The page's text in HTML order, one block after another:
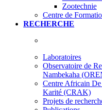
Zootechnie
Centre de
RECHERCHE
Laboratoires
Observatoire de
Nambekaha
Centre Africain De
Karité (CRAK)
Projets de